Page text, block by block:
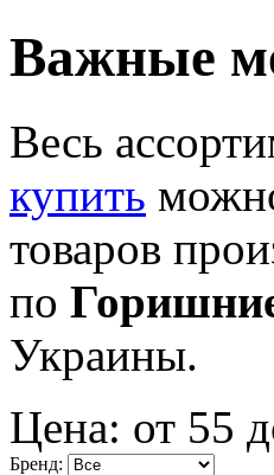
Важные
Весь
купить
товаров
по
Украины.
Цена: от 55
Бренд: